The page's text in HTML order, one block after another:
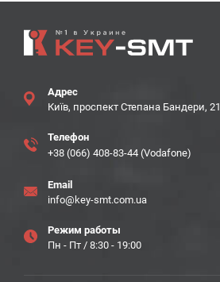
Адрес
Київ, проспект Степана Бандери, 21
Телефон
+38 (066) 408-83-44 (Vodafone)
Email
info@key-smt.com.ua
Режим работы
Пн - Пт / 8:30 - 19:00